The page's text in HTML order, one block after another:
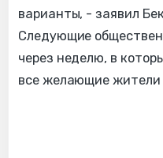
варианты, - заявил
Следующие
через неделю, в
все желающие жители